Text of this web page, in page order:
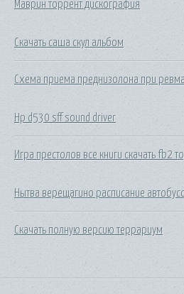
Маврин торрент дискография
Скачать саша скул альбом
Схема приема преднизолона при
Hp d530 sff sound driver
Игра престолов все книги скачать fb2
Нытва верещагино расписание
Скачать полную версию террариум